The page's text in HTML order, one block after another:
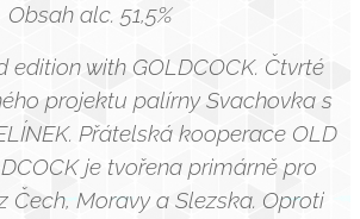
Obsah alc. 51,5%
edition with GOLDCOCK. Čtvrté
projektu palírny Svachovka s
Přátelská kooperace OLD
je tvořena primárně pro
Čech, Moravy a Slezska. Oproti